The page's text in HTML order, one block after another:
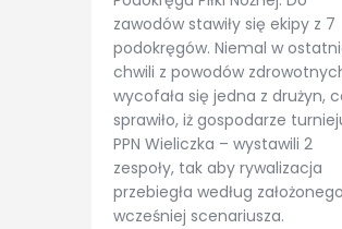
zawodów stawiły się ekipy z 7
podokręgów. Niemal w
chwili z powodów
wycofała się jedna z drużyn,
sprawiło, iż gospodarze
PPN Wieliczka – wystawili 2
zespoły, tak aby rywalizacja
przebiegła według założonego
wcześniej scenariusza. ­­